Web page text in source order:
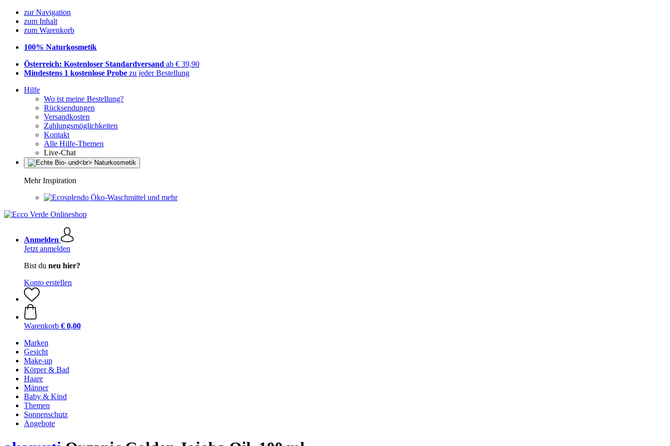
zur Navigation
zum Inhalt
zum Warenkorb
100% Naturkosmetik
Österreich: Kostenloser Standardversand ab € 39,90
Mindestens 1 kostenlose Probe zu jeder Bestellung
Hilfe
Wo ist meine Bestellung?
Rücksendungen
Versandkosten
Zahlungsmöglichkeiten
Kontakt
Alle Hilfe-Themen
Live-Chat
Mehr Inspiration
Öko-Waschmittel und mehr
Anmelden
Jetzt anmelden
Bist du neu hier?
Konto erstellen
Warenkorb € 0,00
Marken
Gesicht
Make-up
Körper & Bad
Haare
Männer
Baby & Kind
Themen
Sonnenschutz
Angebote